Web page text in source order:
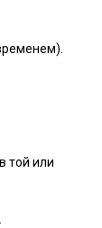
той или